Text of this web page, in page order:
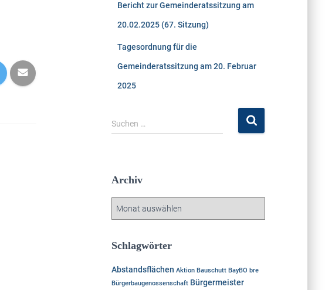
Bericht zur Gemeinderatssitzung am
20.02.2025 (67. Sitzung)
Tagesordnung für die
Gemeinderatssitzung am 20. Februar
2025
S
u
n
n
c
:
Suchen …
Archiv
h
v
Schlagwörter
Abstandsflächen Aktion Bauschutt BayBO bre
Bürgerbaugenossenschaft Bürgermeister